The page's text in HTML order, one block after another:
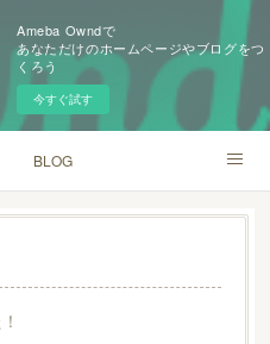
Ameba Owndで
あなただけのホームページやブログをつ
くろう
今すぐ試す
BLOG